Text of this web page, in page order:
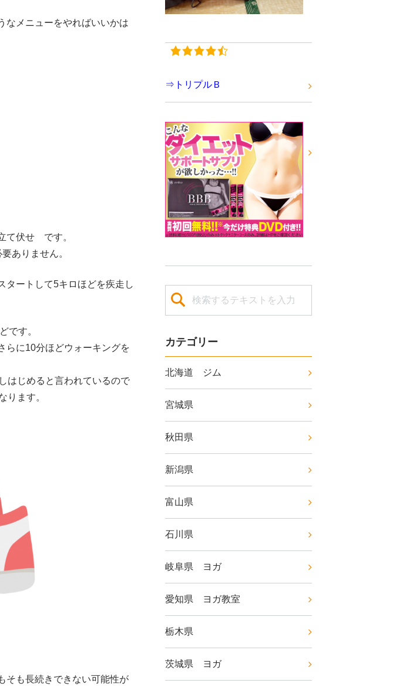
なメニューをやればいいかは
て伏せ です。
ありません。
タートして5キロほどを疾走し
です。
らに10分ほどウォーキングを
はじめると言われているので
ります。
そも長続きできない可能性が
⇒トリプルＢ
カテゴリー
北海道 ジム
宮城県
秋田県
新潟県
富山県
石川県
岐阜県 ヨガ
愛知県 ヨガ教室
栃木県
茨城県 ヨガ